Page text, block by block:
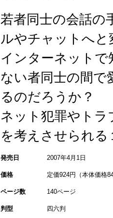
若者同士の会話の
ルやチャットへと
インターネット
ない者同士の間で
るのだろうか？
ネット犯罪やト
を考えさせられる
発売日 2007年4月1日
価格 定価924円（本体価格
ページ数 140ページ
判型 四六判